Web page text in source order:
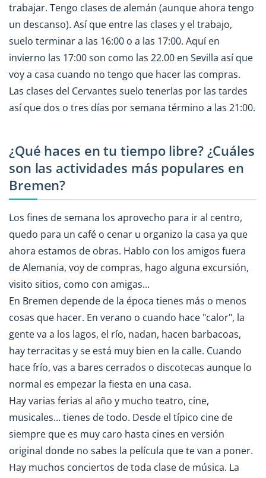
trabajar. Tengo clases de alemán (aunque ahora tengo
un descanso). Así que entre las clases y el trabajo,
suelo terminar a las 16:00 o a las 17:00. Aquí en
invierno las 17:00 son como las 22.00 en Sevilla así que
voy a casa cuando no tengo que hacer las compras.
Las clases del Cervantes suelo tenerlas por las tardes
así que dos o tres días por semana término a las 21:00.
¿Qué haces en tu tiempo libre? ¿Cuáles
son las actividades más populares en
Bremen?
Los fines de semana los aprovecho para ir al centro,
quedo para un café o cenar u organizo la casa ya que
ahora estamos de obras. Hablo con los amigos fuera
de Alemania, voy de compras, hago alguna excursión,
visito sitios, como con amigas...
En Bremen depende de la época tienes más o menos
cosas que hacer. En verano o cuando hace "calor", la
gente va a los lagos, el río, nadan, hacen barbacoas,
hay terracitas y se está muy bien en la calle. Cuando
hace frío, vas a bares cerrados o discotecas aunque lo
normal es empezar la fiesta en una casa.
Hay varias ferias al año y mucho teatro, cine,
musicales... tienes de todo. Desde el típico cine de
siempre que es muy caro hasta cines en versión
original donde no sabes la película que te van a poner.
Hay muchos conciertos de toda clase de música. La